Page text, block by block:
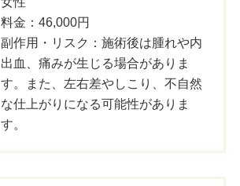
料金：46,000円
副作用・リスク：施術後は腫れや内
出血、痛みが生じる場合がありま
す。また、左右差やしこり、不自然
な仕上がりになる可能性がありま
す。